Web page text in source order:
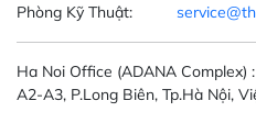
Phòng Kỹ Thuật:
Ha Noi Office (ADANA Complex)
A2-A3, P.Long Biên, Tp.Hà Nội,